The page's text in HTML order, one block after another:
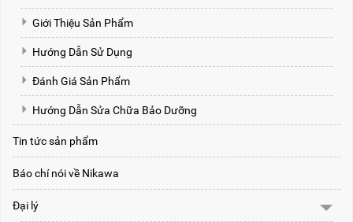
Giới Thiệu Sản Phẩm
Hướng Dẫn Sử Dụng
Đánh Giá Sản Phẩm
Hướng Dẫn Sửa Chữa Bảo Dưỡng
Tin tức sản phẩm
Báo chí nói về Nikawa
Đại lý